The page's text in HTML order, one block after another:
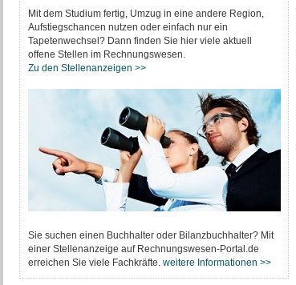
Mit dem Studium fertig, Umzug in eine andere Region,
Aufstiegschancen nutzen oder einfach nur ein
Tapetenwechsel? Dann finden Sie hier viele aktuell
offene Stellen im Rechnungswesen.
Zu den Stellenanzeigen >>
Sie suchen einen Buchhalter oder Bilanzbuchhalter? Mit
einer Stellenanzeige auf Rechnungswesen-Portal.de
erreichen Sie viele Fachkräfte. weitere Informationen >>